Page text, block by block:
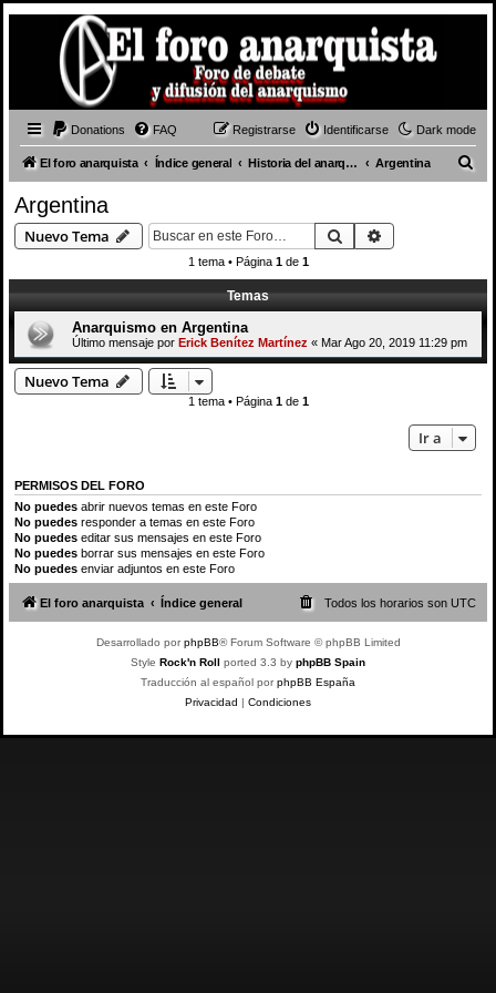
Dark mode
Donations FAQ Identificarse
Registrarse
El foro anarquista Índice general Historia del anarquismo Argentina
r
Argentina
Nuevo Tema Buscar
1 tema • Página 1de 1
Temas
Anarquismo en Argentina
Último mensaje por Erick Benítez Martínez « Mar Ago 20, 2019 11:29 pm
Nuevo Tema
1 tema • Página 1de 1
Ir a
PERMISOS DEL FORO
No puedes abrir nuevos temas en este Foro
No puedes responder a temas en este Foro
No puedes editar sus mensajes en este Foro
No puedes borrar sus mensajes en este Foro
No puedes enviar adjuntos en este Foro
El foro anarquista Índice general Todos los horarios son UTC
Desarrollado porphpBB® Forum Software © phpBB Limited
Style Rock'n Roll ported 3.3 by phpBB Spain
Traducción al español porphpBB España
Privacidad | Condiciones